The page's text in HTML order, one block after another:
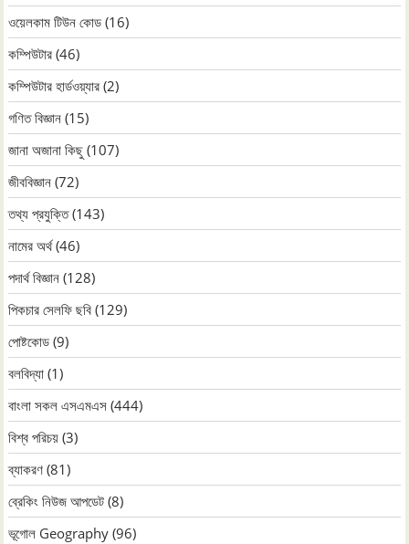
ওয়েলকাম টিউন কোড (16)
কম্পিউটার (46)
কম্পিউটার হার্ডওয়্যার (2)
গণিত বিজ্ঞান (15)
জানা অজানা কিছু (107)
জীববিজ্ঞান (72)
তথ্য প্রযুক্তি(143)
নামের অর্থ(46)
পদার্থ বিজ্ঞান (128)
পিকচার সেলফি ছবি (129)
পোষ্টকোড (9)
বলবিদ্যা (1)
বাংলা সকল এসএমএস (444)
বিশ্ব পরিচয় (3)
ব্যাকরণ (81)
ব্রেকিং নিউজ আপডেট (8)
ভূগোল Geography (96)